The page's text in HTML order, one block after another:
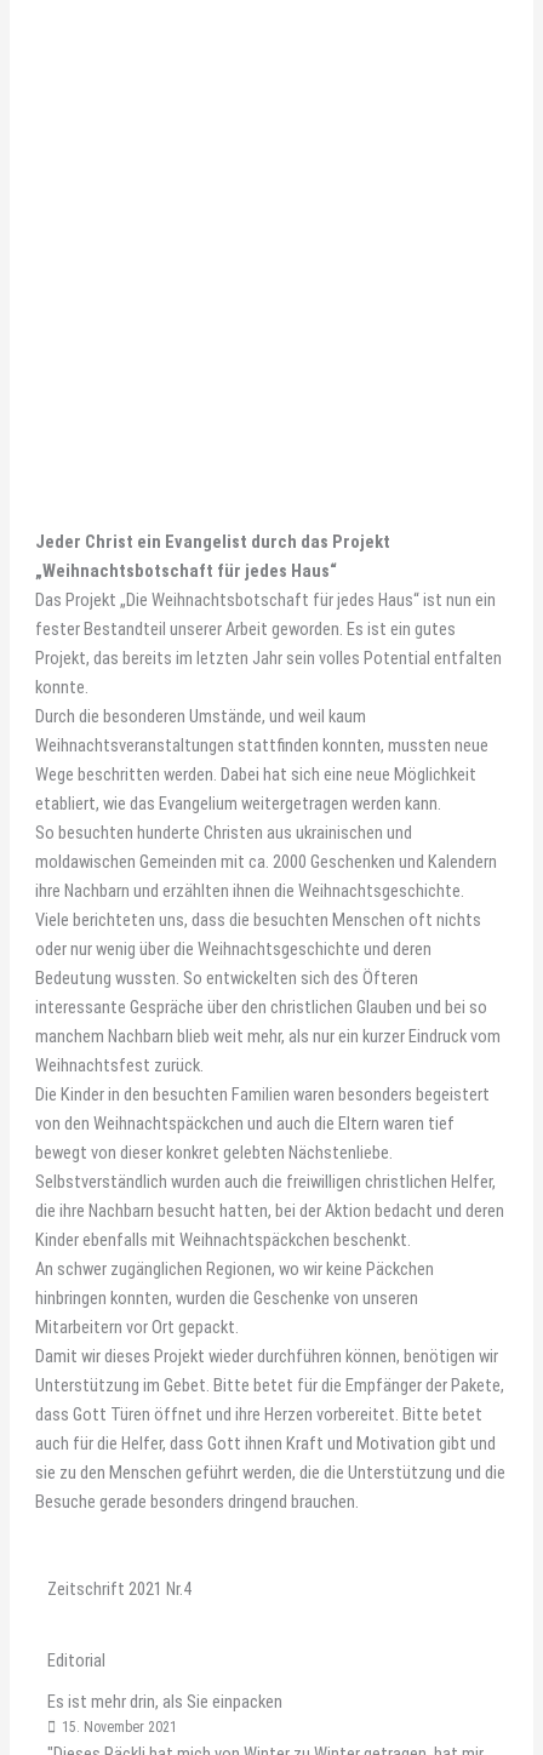
Jeder Christ ein Evangelist durch das Projekt
„Weihnachtsbotschaft für jedes Haus“
Das Projekt „Die Weihnachtsbotschaft für jedes Haus“ ist nun ein
fester Bestandteil unserer Arbeit geworden. Es ist ein gutes
Projekt, das bereits im letzten Jahr sein volles Potential entfalten
konnte.
Durch die besonderen Umstände, und weil kaum
Weihnachtsveranstaltungen stattfinden konnten, mussten neue
Wege beschritten werden. Dabei hat sich eine neue Möglichkeit
etabliert, wie das Evangelium weitergetragen werden kann.
So besuchten hunderte Christen aus ukrainischen und
moldawischen Gemeinden mit ca. 2000 Geschenken und Kalendern
ihre Nachbarn und erzählten ihnen die Weihnachtsgeschichte.
Viele berichteten uns, dass die besuchten Menschen oft nichts
oder nur wenig über die Weihnachtsgeschichte und deren
Bedeutung wussten. So entwickelten sich des Öfteren
interessante Gespräche über den christlichen Glauben und bei so
manchem Nachbarn blieb weit mehr, als nur ein kurzer Eindruck vom
Weihnachtsfest zurück.
Die Kinder in den besuchten Familien waren besonders begeistert
von den Weihnachtspäckchen und auch die Eltern waren tief
bewegt von dieser konkret gelebten Nächstenliebe.
Selbstverständlich wurden auch die freiwilligen christlichen Helfer,
die ihre Nachbarn besucht hatten, bei der Aktion bedacht und deren
Kinder ebenfalls mit Weihnachtspäckchen beschenkt.
An schwer zugänglichen Regionen, wo wir keine Päckchen
hinbringen konnten, wurden die Geschenke von unseren
Mitarbeitern vor Ort gepackt.
Damit wir dieses Projekt wieder durchführen können, benötigen wir
Unterstützung im Gebet. Bitte betet für die Empfänger der Pakete,
dass Gott Türen öffnet und ihre Herzen vorbereitet. Bitte betet
auch für die Helfer, dass Gott ihnen Kraft und Motivation gibt und
sie zu den Menschen geführt werden, die die Unterstützung und die
Besuche gerade besonders dringend brauchen.
Zeitschrift 2021 Nr.4
Editorial
Es ist mehr drin, als Sie einpacken
15. November 2021